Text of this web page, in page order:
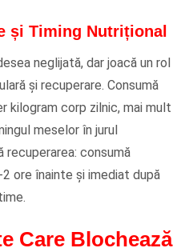
și Timing Nutrițional
neglijată, dar joacă un rol
și recuperare. Consumă
kilogram corp zilnic, mai mult
meselor în jurul
recuperarea: consumă
ore înainte și imediat după
Care Blochează